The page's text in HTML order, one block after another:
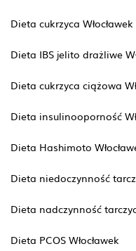
Dieta cukrzyca Włocławek
Dieta IBS jelito drażliwe
Dieta cukrzyca ciążowa
Dieta insulinooporność
Dieta Hashimoto
Dieta niedoczynność
Dieta nadczynność
Dieta PCOS Włocławek